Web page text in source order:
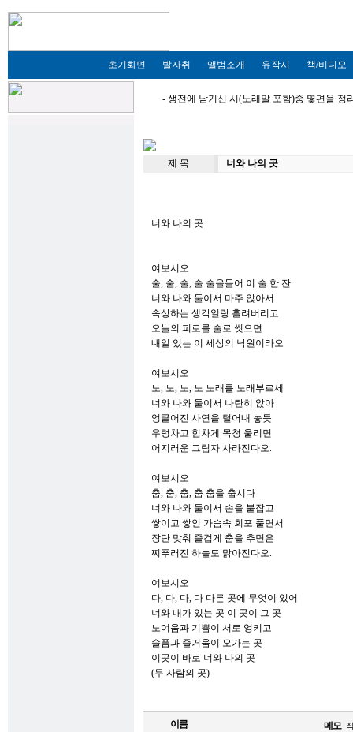
초기화면 발자취 앨범소개 유작시 책/비디오
- 생전에 남기신 시(노래말 포함)중 몇편을 정
제 목 너와 나의 곳
너와 나의 곳
여보시오
술, 술, 술, 술 술을들어 이 술 한 잔
너와 나와 둘이서 마주 앉아서
속상하는 생각일랑 흘려버리고
오늘의 피로를 술로 씻으면
내일 있는 이 세상의 낙원이라오
여보시오
노, 노, 노, 노 노래를 노래부르세
너와 나와 둘이서 나란히 앉아
엉클어진 사연을 털어내 놓듯
우렁차고 힘차게 목청 울리면
어지러운 그림자 사라진다오.
여보시오
춤, 춤, 춤, 춤 춤을 춥시다
너와 나와 둘이서 손을 붙잡고
쌓이고 쌓인 가슴속 회포 풀면서
장단 맞춰 즐겁게 춤을 추면은
찌푸러진 하늘도 맑아진다오.
여보시오
다, 다, 다, 다 다른 곳에 무엇이 있어
너와 내가 있는 곳 이 곳이 그 곳
노여움과 기쁨이 서로 엉키고
슬픔과 즐거움이 오가는 곳
이곳이 바로 너와 나의 곳
(두 사람의 곳)
이름 메모